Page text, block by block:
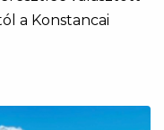
a Konstancai